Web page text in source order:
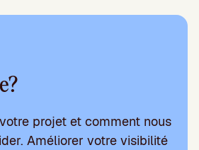
projet et comment nous
Améliorer votre visibilité